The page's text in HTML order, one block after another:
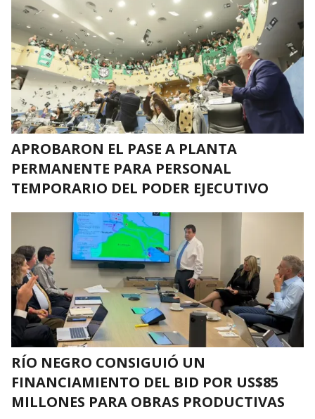
APROBARON EL PASE A PLANTA
PERMANENTE PARA PERSONAL
TEMPORARIO DEL PODER EJECUTIVO
RÍO NEGRO CONSIGUIÓ UN
FINANCIAMIENTO DEL BID POR US$85
MILLONES PARA OBRAS PRODUCTIVAS